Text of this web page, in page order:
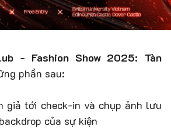
- Fashion Show 2025: Tàn
phần sau:
giả tới check-in và chụp ảnh lưu
của sự kiện